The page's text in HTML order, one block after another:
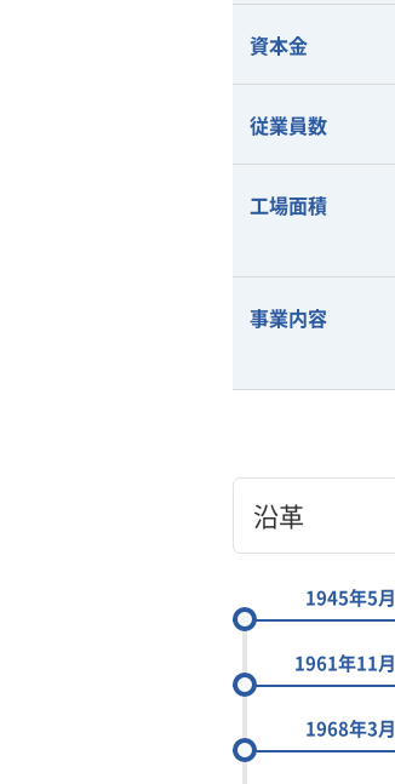
資本金
従業員数
工場面積
事業内容
沿革
1945年5月
1961年11月
1968年3月